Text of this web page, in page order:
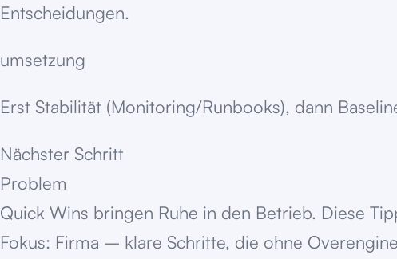
Entscheidungen.
umsetzung
Erst Stabilität (Monitoring/Runbooks), dann
Nächster Schritt
Problem
Quick Wins bringen Ruhe in den Betrieb. Diese
Fokus: Firma – klare Schritte, die ohne